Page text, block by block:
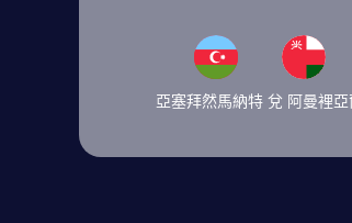
亞塞拜然馬納特 兌 阿曼裡亞